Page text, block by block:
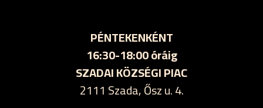
PÉNTEKENKÉNT
16:30-18:00 óráig
SZADAI KÖZSÉGI PIAC
2111 Szada, Ősz u. 4.